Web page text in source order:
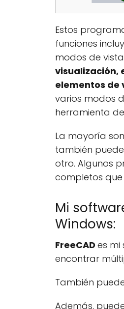
Estos
funciones
modos de
visualización,
elementos de
varios modos
herramienta
La mayoría
también
otro. Algunos
completos que
Mi
Windows:
FreeCAD es
encontrar
También
Además,